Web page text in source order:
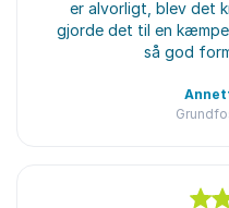
er alvorligt, blev det
gjorde det til en
så god